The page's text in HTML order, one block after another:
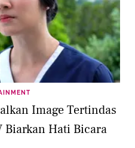
Image Tertindas
Biarkan Hati Bicara